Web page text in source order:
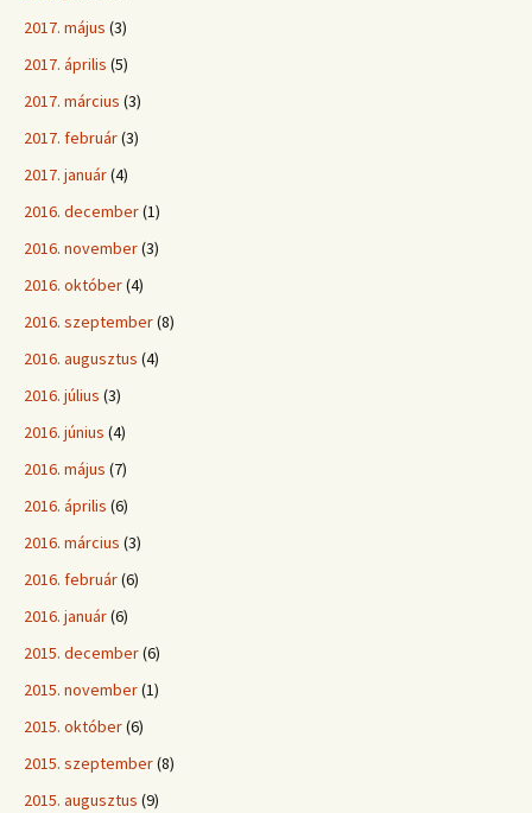
2017. május (3)
2017. április (5)
2017. március (3)
2017. február(3)
2017. január(4)
2016. december(1)
2016. november(3)
2016. október(4)
2016. szeptember(8)
2016. augusztus (4)
2016. július (3)
2016. június (4)
2016. május (7)
2016. április (6)
2016. március (3)
2016. február(6)
2016. január(6)
2015. december(6)
2015. november(1)
2015. október(6)
2015. szeptember(8)
2015. augusztus (9)